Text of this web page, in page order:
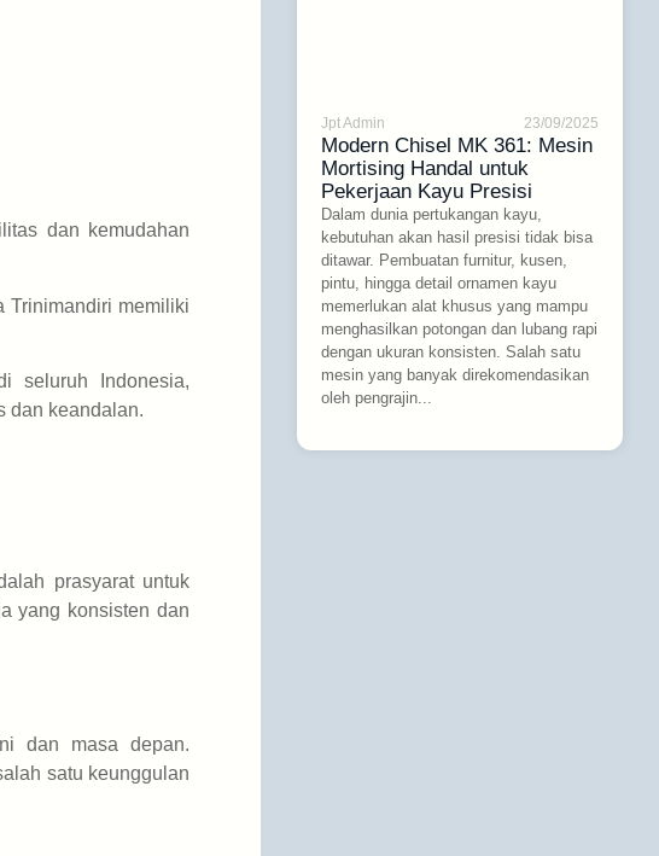
dan kemudahan
Trinimandiri memiliki
seluruh Indonesia,
dan keandalan.
prasyarat untuk
yang konsisten dan
dan masa depan.
satu keunggulan
Jpt Admin 23/09/2025
Modern Chisel MK 361: Mesin
Mortising Handal untuk
Pekerjaan Kayu Presisi
Dalam dunia pertukangan kayu,
kebutuhan akan hasil presisi tidak bisa
ditawar. Pembuatan furnitur, kusen,
pintu, hingga detail ornamen kayu
memerlukan alat khusus yang mampu
menghasilkan potongan dan lubang rapi
dengan ukuran konsisten. Salah satu
mesin yang banyak direkomendasikan
oleh pengrajin...